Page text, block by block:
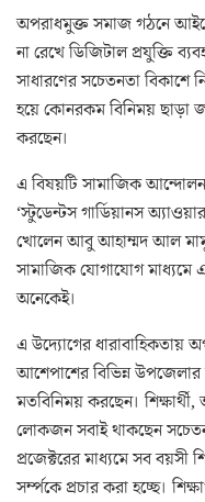
অপরাধমুক্ত সমাজ গঠনে
না রেখে ডিজিটাল প্রযুক্তি
সাধারণের সচেতনতা বিকাশে
হয়ে কোনরকম বিনিময়
করছেন।
এ বিষয়টি সামাজিক
‘স্টুডেন্টস গার্ডিয়ানস
খোলেন আবু আহাম্মদ আল
সামাজিক যোগাযোগ
অনেকেই।
এ উদ্যোগের ধারাবাহিকতায়
আশেপাশের বিভিন্ন উপজেলার
মতবিনিময় করছেন।
লোকজন সবাই থাকছেন
প্রজেক্টরের মাধ্যমে সব বয়সী
সর্ম্পকে প্রচার করা হচ্ছে।